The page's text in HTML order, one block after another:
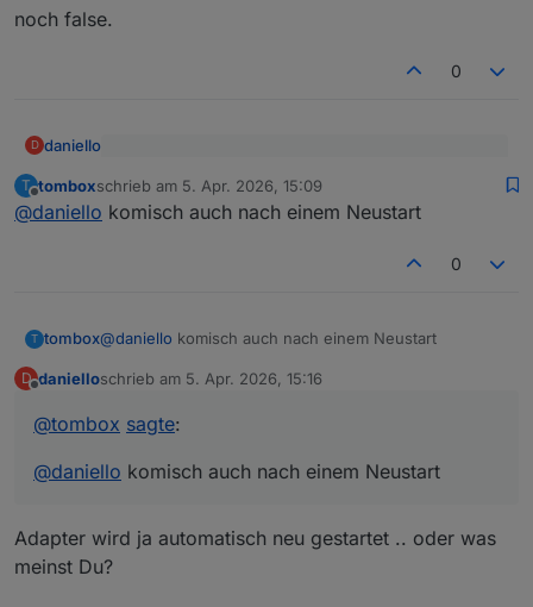
noch false.
0
D daniello
@danielloinstallier nochmal
Nur drübergebügelt:
T
Offline
tomboxschrieb am 5. Apr. 2026, 15:09
zuletzt editiert von
@daniello komisch auch nach einem Neustart
0
T tombox@daniello komisch auch nach einem Neustart
D danielloschrieb am 5. Apr. 2026, 15:16
zuletzt editiert von
@tombox sagte:
@daniello komisch auch nach einem Neustart
Adapter wird ja automatisch neu gestartet .. oder was
meinst Du?